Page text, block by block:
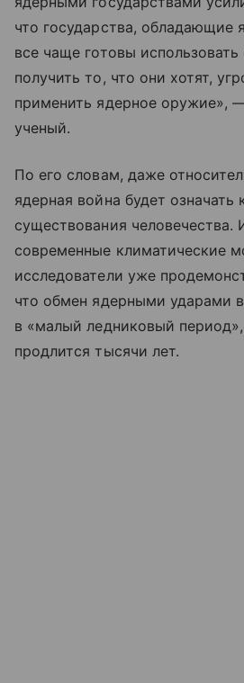
что государства,
все чаще готовы использовать
получить то, что они хотят,
применить ядерное оружие»,
ученый.
По его словам, даже
ядерная война будет означать
существования человечества.
современные климатические
исследователи уже
что обмен ядерными ударами
в «малый ледниковый
продлится тысячи лет.